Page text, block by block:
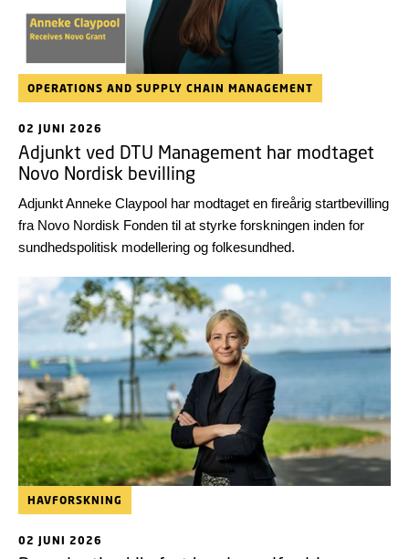
OPERATIONS AND SUPPLY CHAIN MANAGEMENT
02 JUNI 2026
Adjunkt ved DTU Management har modtaget
Novo Nordisk bevilling
Adjunkt Anneke Claypool har modtaget en fireårig startbevilling
fra Novo Nordisk Fonden til at styrke forskningen inden for
sundhedspolitisk modellering og folkesundhed.
HAVFORSKNING
02 JUNI 2026